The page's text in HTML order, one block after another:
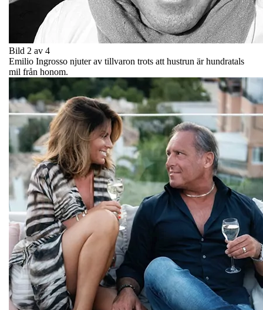
Bild 2 av 4
Emilio Ingrosso njuter av tillvaron trots att hustrun är hundratals
mil från honom.